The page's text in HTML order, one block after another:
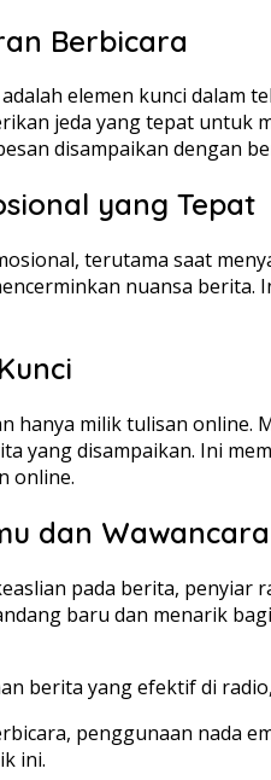
Berbicara
elemen kunci dalam
jeda yang tepat
disampaikan dengan
yang Tepat
terutama saat
nuansa
hanya milik tulisan online.
yang disampaikan. Ini
online.
dan Wawancara
pada berita,
baru dan menarik
berita yang efektif di
penggunaan nada
ini.